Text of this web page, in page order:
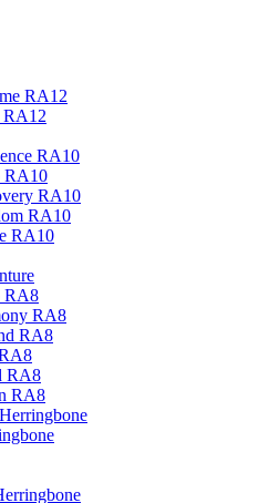
RA12
RA12
RA10
RA10
RA10
RA10
RA10
RA8
RA8
RA8
RA8
RA8